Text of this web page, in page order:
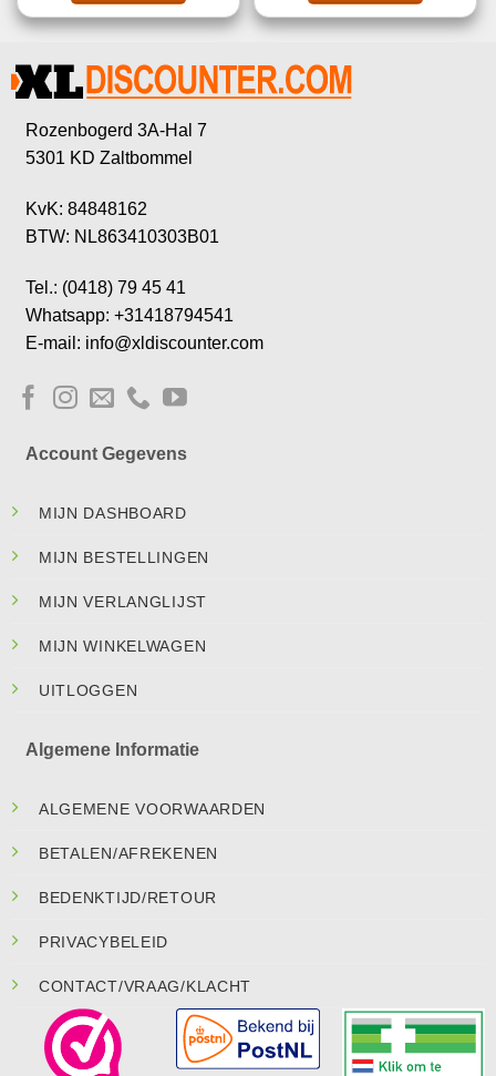
Rozenbogerd 3A-Hal 7
5301 KD Zaltbommel
KvK: 84848162
BTW: NL863410303B01
Tel.: (0418) 79 45 41
Whatsapp: +31418794541
E-mail: info@xldiscounter.com
Account Gegevens
MIJN DASHBOARD
MIJN BESTELLINGEN
MIJN VERLANGLIJST
MIJN WINKELWAGEN
UITLOGGEN
Algemene Informatie
ALGEMENE VOORWAARDEN
BETALEN/AFREKENEN
BEDENKTIJD/RETOUR
PRIVACYBELEID
CONTACT/VRAAG/KLACHT